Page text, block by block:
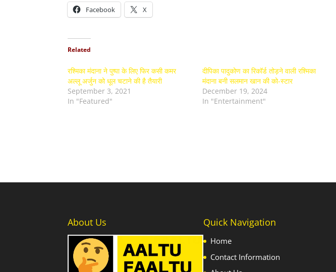
Facebook X
Related
रश्मिका मंदाना ने पुष्पा के लिए फिर कसी कमर
अल्लू अर्जुन को धूल चटाने की है तैयारी
September 3, 2021
In "Featured"
दीपिका पादुकोण का रिकॉर्ड तोड़ने वाली रश्मिका
मंदाना बनी सलमान खान की को-स्टार
December 19, 2024
In "Entertainment"
About Us Quick Navigation
Home
Contact Information